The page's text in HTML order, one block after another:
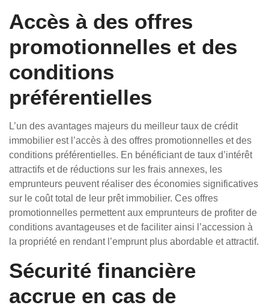
Accès à des offres
promotionnelles et des
conditions
préférentielles
L’un des avantages majeurs du meilleur taux de crédit
immobilier est l’accès à des offres promotionnelles et des
conditions préférentielles. En bénéficiant de taux d’intérêt
attractifs et de réductions sur les frais annexes, les
emprunteurs peuvent réaliser des économies significatives
sur le coût total de leur prêt immobilier. Ces offres
promotionnelles permettent aux emprunteurs de profiter de
conditions avantageuses et de faciliter ainsi l’accession à
la propriété en rendant l’emprunt plus abordable et attractif.
Sécurité financière
accrue en cas de